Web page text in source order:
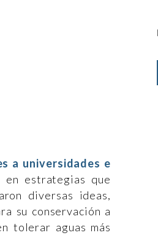
a universidades e
estrategias que
diversas ideas,
su conservación a
tolerar aguas más